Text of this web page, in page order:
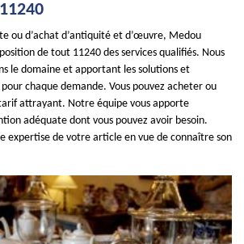
ou d’achat d’antiquité et d’œuvre, Medou
de tout 11240 des services qualifiés. Nous
le domaine et apportant les solutions et
pour chaque demande. Vous pouvez acheter ou
attrayant. Notre équipe vous apporte
adéquate dont vous pouvez avoir besoin.
expertise de votre article en vue de connaître son